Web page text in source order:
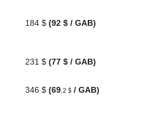
184 $ (92 $ / GAB)
231 $ (77 $ / GAB)
346 $ (69,2 $/ GAB)